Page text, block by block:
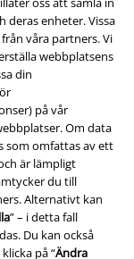
deras enheter. Vissa
våra partners. Vi
webbplatsens
din
på vår
Om data
som omfattas av ett
är lämpligt
du till
Alternativt kan
” – i detta fall
Du kan också
på “Ändra